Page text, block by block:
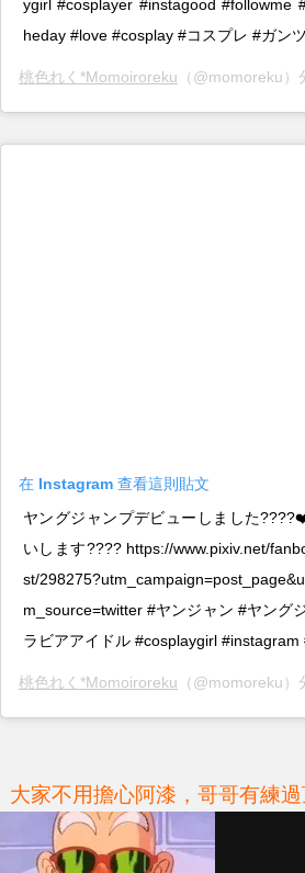
ygirl #cosplayer #instagood #followme
heday #love #cosplay #コスプレ #ガン
桃色れく*Momoiroreku （@momoreku）分享的貼文 於
在 Instagram 查看這則貼文
ヤングジャンプデビューしました
いします???? https://www.pixiv.net/
st/
m_source=twitter #ヤンジャン #ヤング
ラビアアイドル #cosplaygirl #instagram
桃色れく*Momoiroreku （@momoreku）分享的貼文 於
大家不用擔心阿漆，哥哥有練